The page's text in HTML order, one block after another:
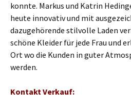
konnte. Markus und Katrin
heute innovativ und mit
dazugehörende stilvolle Laden
schöne Kleider für jede Frau und
Ort wo die Kunden in guter
werden.
Kontakt Verkauf: